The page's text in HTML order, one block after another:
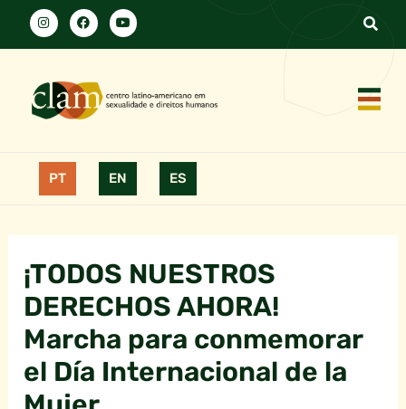
PT EN ES
¡TODOS NUESTROS
DERECHOS AHORA!
Marcha para conmemorar
el Día Internacional de la